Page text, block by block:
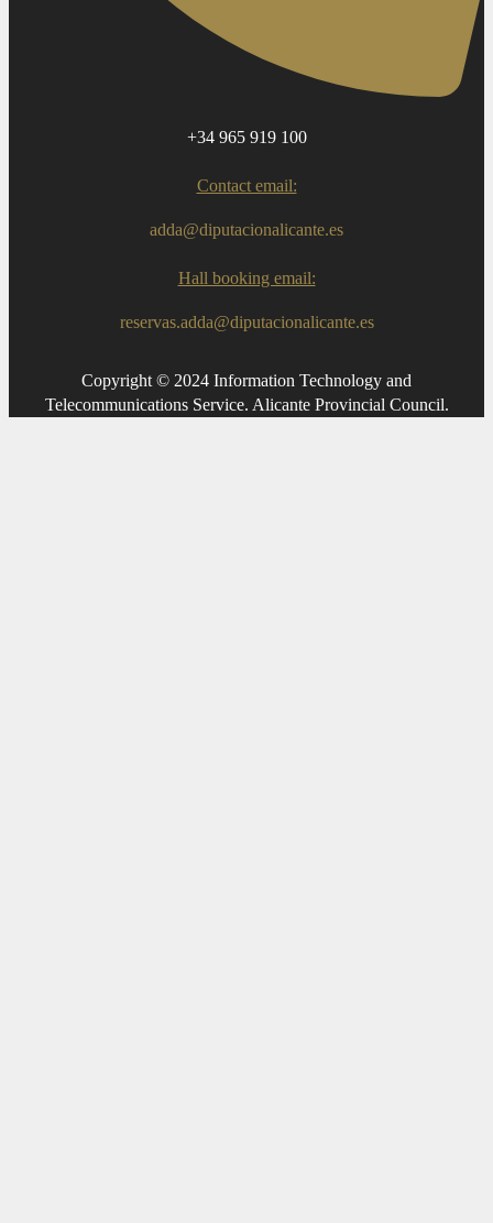
+34 965 919 100
Contact email:
adda@diputacionalicante.es
Hall booking email:
reservas.adda@diputacionalicante.es
Copyright © 2024 Information Technology and
Telecommunications Service. Alicante Provincial Council.